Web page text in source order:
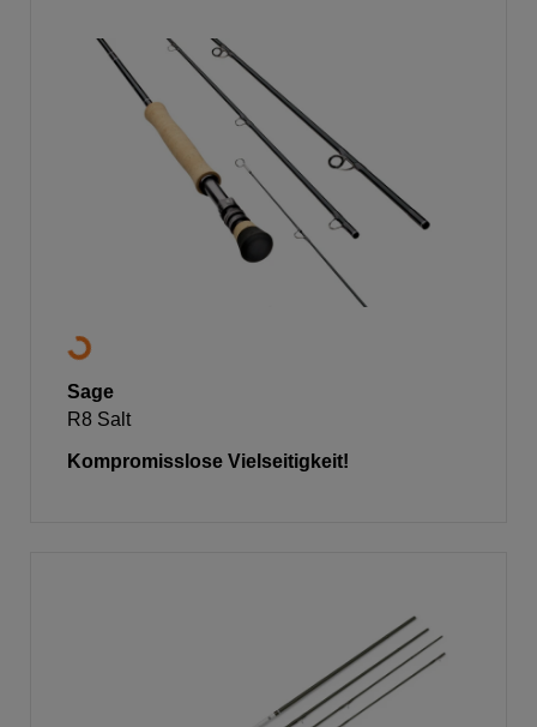
Sage
R8 Salt
Kompromisslose Vielseitigkeit!